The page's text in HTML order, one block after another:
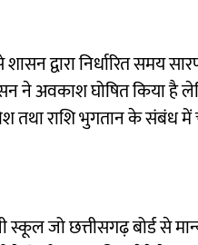
द्वारा निर्धारित
ने अवकाश घोषित किया है
राशि भुगतान के संबंध में
जो छत्तीसगढ़ बोर्ड से